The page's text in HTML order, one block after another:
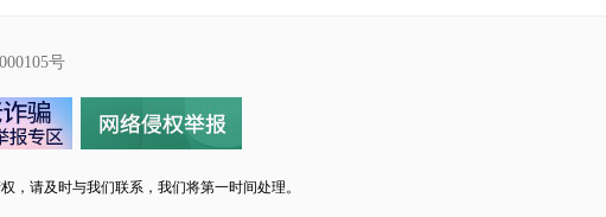
号
，请及时与我们联系，我们将第一时间处理。